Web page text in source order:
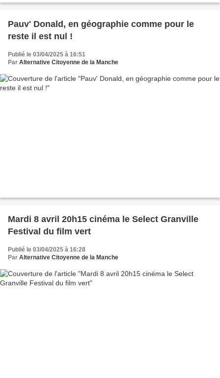
Pauv' Donald, en géographie comme pour le
reste il est nul !
Publié le 03/04/2025 à 16:51
Par Alternative Citoyenne de la Manche
Mardi 8 avril 20h15 cinéma le Select Granville
Festival du film vert
Publié le 03/04/2025 à 16:28
Par Alternative Citoyenne de la Manche